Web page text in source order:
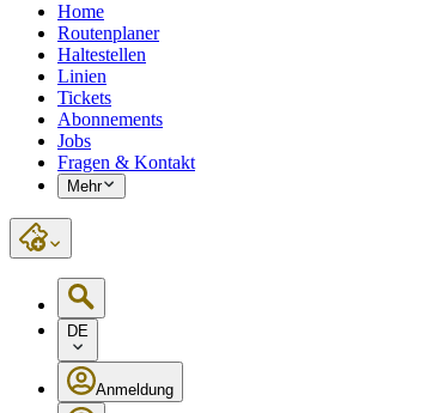
Home
Routenplaner
Haltestellen
Linien
Tickets
Abonnements
Jobs
Fragen & Kontakt
Mehr
DE
Anmeldung